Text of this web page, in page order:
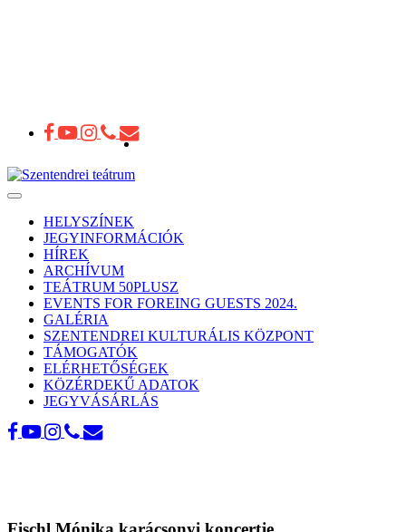
Toggle
navigationHELYSZÍNEK
JEGYINFORMÁCIÓK
HÍREK
ARCHÍVUM
TEÁTRUM 50PLUSZ
EVENTS FOR FOREING GUESTS 2024.
GALÉRIA
SZENTENDREI KULTURÁLIS KÖZPONT
TÁMOGATÓK
ELÉRHETŐSÉGEK
KÖZÉRDEKŰ ADATOK
JEGYVÁSÁRLÁS